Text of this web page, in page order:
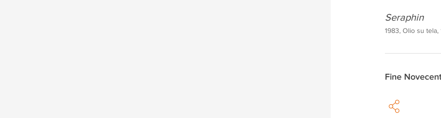
Seraphin
1983, Olio su tela,
Fine